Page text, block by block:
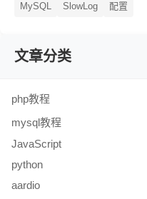
MySQL SlowLog 配置
文章分类
php教程
mysql教程
JavaScript
python
aardio